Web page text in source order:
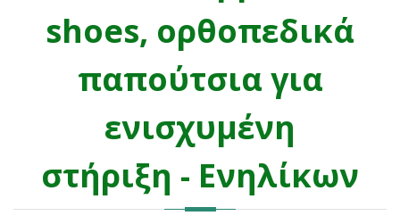
shoes, ορθοπεδικά
παπούτσια για
ενισχυμένη
στήριξη - Ενηλίκων